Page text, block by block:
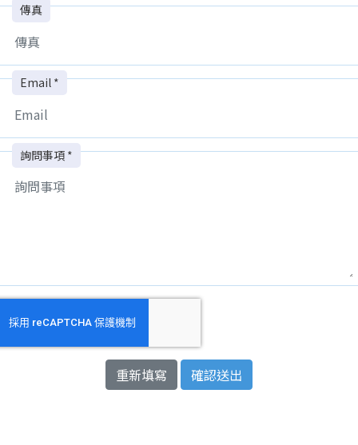
傳真
Email *
詢問事項 *
重新填寫 確認送出